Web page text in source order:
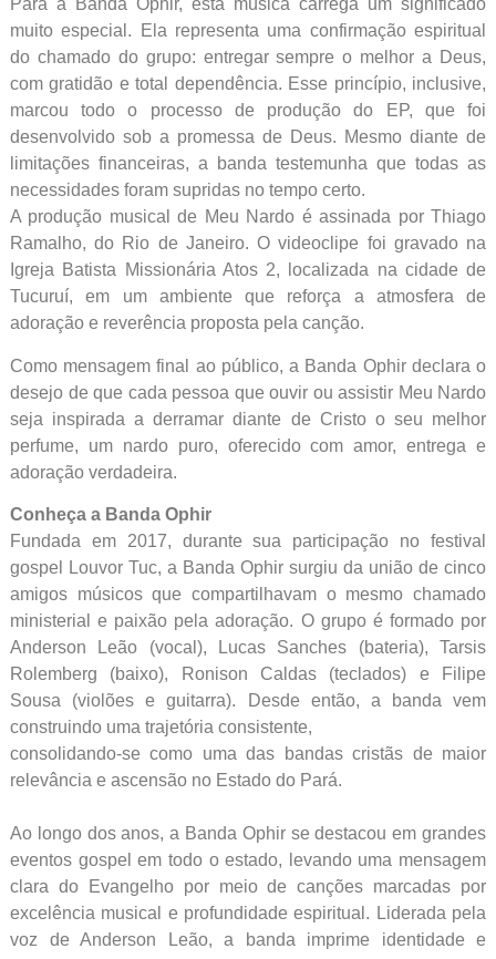
Para a Banda Ophir, esta música carrega um significado
muito especial. Ela representa uma confirmação espiritual
do chamado do grupo: entregar sempre o melhor a Deus,
com gratidão e total dependência. Esse princípio, inclusive,
marcou todo o processo de produção do EP, que foi
desenvolvido sob a promessa de Deus. Mesmo diante de
limitações financeiras, a banda testemunha que todas as
necessidades foram supridas no tempo certo.
A produção musical de Meu Nardo é assinada por Thiago
Ramalho, do Rio de Janeiro. O videoclipe foi gravado na
Igreja Batista Missionária Atos 2, localizada na cidade de
Tucuruí, em um ambiente que reforça a atmosfera de
adoração e reverência proposta pela canção.
Como mensagem final ao público, a Banda Ophir declara o
desejo de que cada pessoa que ouvir ou assistir Meu Nardo
seja inspirada a derramar diante de Cristo o seu melhor
perfume, um nardo puro, oferecido com amor, entrega e
adoração verdadeira.
Conheça a Banda Ophir
Fundada em 2017, durante sua participação no festival
gospel Louvor Tuc, a Banda Ophir surgiu da união de cinco
amigos músicos que compartilhavam o mesmo chamado
ministerial e paixão pela adoração. O grupo é formado por
Anderson Leão (vocal), Lucas Sanches (bateria), Tarsis
Rolemberg (baixo), Ronison Caldas (teclados) e Filipe
Sousa (violões e guitarra). Desde então, a banda vem
construindo uma trajetória consistente,
consolidando-se como uma das bandas cristãs de maior
relevância e ascensão no Estado do Pará.
Ao longo dos anos, a Banda Ophir se destacou em grandes
eventos gospel em todo o estado, levando uma mensagem
clara do Evangelho por meio de canções marcadas por
excelência musical e profundidade espiritual. Liderada pela
voz de Anderson Leão, a banda imprime identidade e